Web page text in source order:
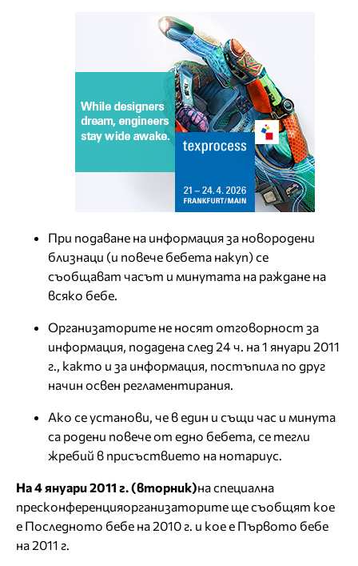
При подаване на информация за новородени
близнаци (и повече бебета накуп) се
съобщават часът и минутата на раждане на
всяко бебе.
Организаторите не носят отговорност за
информация, подадена след 24 ч. на 1 януари 2011
г., както и за информация, постъпила по друг
начин освен регламентирания.
Ако се установи, че в един и същи час и минута
са родени повече от едно бебета, се тегли
жребий в присъствието на нотариус.
На 4 януари 2011 г. (вторник)на специална
пресконференцияорганизаторите ще съобщят кое
е Последното бебе на 2010 г. и кое е Първото бебе
на 2011 г.